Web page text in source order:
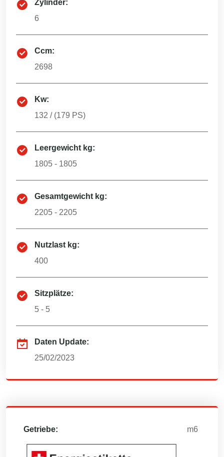
Zylinder:
6
Ccm:
2698
Kw:
132 / (179 PS)
Leergewicht kg:
1805 - 1805
Gesamtgewicht kg:
2205 - 2205
Nutzlast kg:
400
Sitzplätze:
5 - 5
Daten Update:
25/02/2023
Getriebe: m6